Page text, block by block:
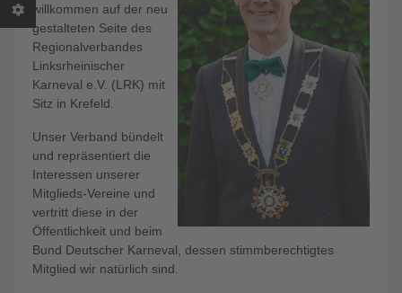
willkommen auf der neu
gestalteten Seite des
Regionalverbandes
Linksrheinischer
Karneval e.V. (LRK) mit
Sitz in Krefeld.
Unser Verband bündelt
und repräsentiert die
Interessen unserer
Mitglieds-Vereine und
vertritt diese in der
Öffentlichkeit und beim
Bund Deutscher Karneval, dessen stimmberechtigtes
Mitglied wir natürlich sind.